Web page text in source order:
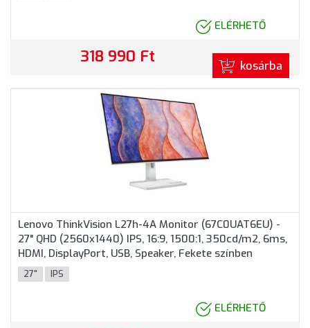
ELÉRHETŐ
318 990 Ft kosárba
Lenovo ThinkVision L27h-4A Monitor (67C0UAT6EU) -
27" QHD (2560x1440) IPS, 16:9, 1500:1, 350cd/m2, 6ms,
HDMI, DisplayPort, USB, Speaker, Fekete színben
27" IPS
ELÉRHETŐ